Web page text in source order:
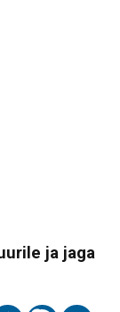
ja jaga